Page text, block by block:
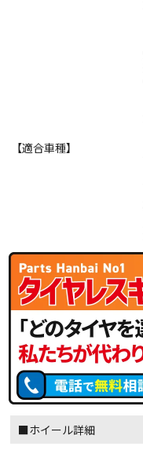
【適合車種】
■ホイール詳細